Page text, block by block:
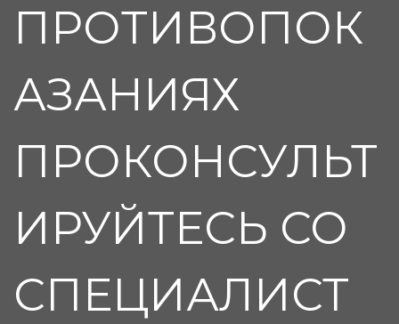
ПРОТИВОПОК
АЗАНИЯХ
ПРОКОНСУЛЬТ
ИРУЙТЕСЬ СО
СПЕЦИАЛИСТ